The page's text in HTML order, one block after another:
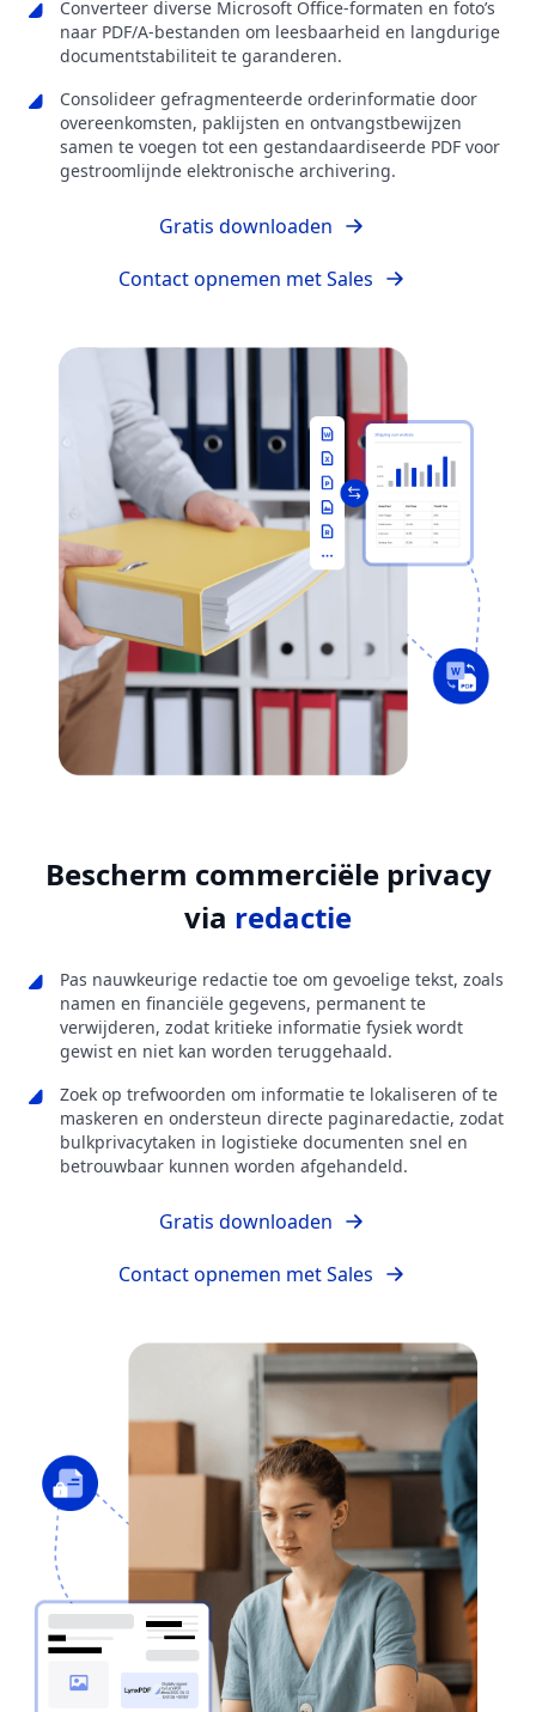
Converteer diverse Microsoft Office-formaten en foto’s
naar PDF/A-bestanden om leesbaarheid en langdurige
documentstabiliteit te garanderen.
Consolideer gefragmenteerde orderinformatie door
overeenkomsten, paklijsten en ontvangstbewijzen
samen te voegen tot een gestandaardiseerde PDF voor
gestroomlijnde elektronische archivering.
Gratis downloaden
Contact opnemen met Sales
Bescherm commerciële privacy
via redactie
Pas nauwkeurige redactie toe om gevoelige tekst, zoals
namen en financiële gegevens, permanent te
verwijderen, zodat kritieke informatie fysiek wordt
gewist en niet kan worden teruggehaald.
Zoek op trefwoorden om informatie te lokaliseren of te
maskeren en ondersteun directe paginaredactie, zodat
bulkprivacytaken in logistieke documenten snel en
betrouwbaar kunnen worden afgehandeld.
Gratis downloaden
Contact opnemen met Sales